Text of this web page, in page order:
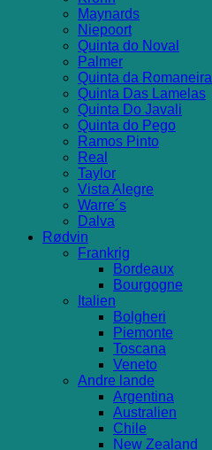
Maynards
Niepoort
Quinta do Noval
Palmer
Quinta da Romaneira
Quinta Das Lamelas
Quinta Do Javali
Quinta do Pego
Ramos Pinto
Real
Taylor
Vista Alegre
Warre´s
Dalva
Rødvin
Frankrig
Bordeaux
Bourgogne
Italien
Bolgheri
Piemonte
Toscana
Veneto
Andre lande
Argentina
Australien
Chile
New Zealand